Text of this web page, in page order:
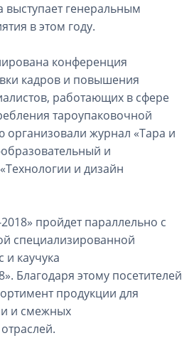
выступает генеральным
в этом году.
конференция
кадров и повышения
работающих в сфере
тароупаковочной
организовали журнал «Тара и
и
и дизайн
пройдет параллельно с
специализированной
и каучука
Благодаря этому посетителей
продукции для
и смежных